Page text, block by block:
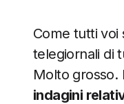
Come tutti voi
telegiornali di
Molto grosso.
indagini